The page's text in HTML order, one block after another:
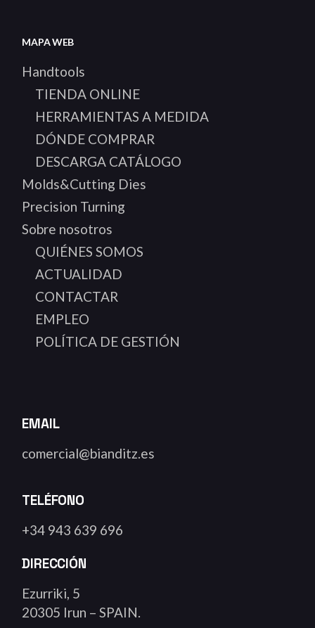
MAPA WEB
Handtools
TIENDA ONLINE
HERRAMIENTAS A MEDIDA
DÓNDE COMPRAR
DESCARGA CATÁLOGO
Molds&Cutting Dies
Precision Turning
Sobre nosotros
QUIÉNES SOMOS
ACTUALIDAD
CONTACTAR
EMPLEO
POLÍTICA DE GESTIÓN
EMAIL
comercial@bianditz.es
TELÉFONO
+34 943 639 696
DIRECCIÓN
Ezurriki, 5
20305 Irun – SPAIN.